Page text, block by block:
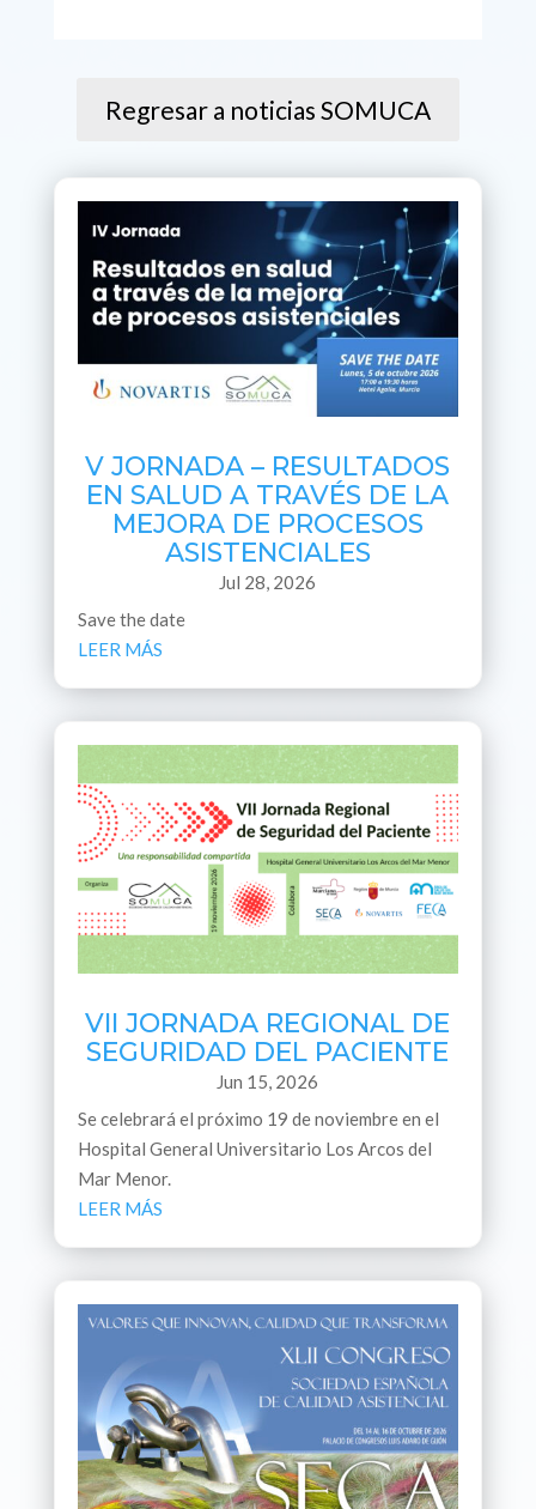
Regresar a noticias SOMUCA
V JORNADA – RESULTADOS
EN SALUD A TRAVÉS DE LA
MEJORA DE PROCESOS
ASISTENCIALES
Jul 28, 2026
Save the date
LEER MÁS
VII JORNADA REGIONAL DE
SEGURIDAD DEL PACIENTE
Jun 15, 2026
Se celebrará el próximo 19 de noviembre en el
Hospital General Universitario Los Arcos del
Mar Menor.
LEER MÁS